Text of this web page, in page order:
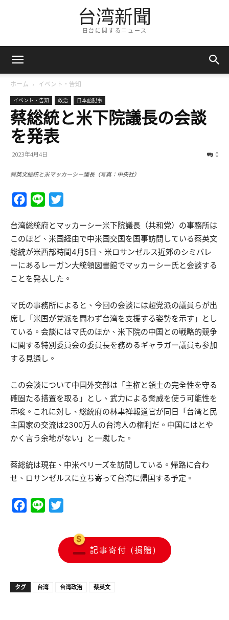
台湾新聞
日台に関するニュース
ホーム イベント・告知
イベント・告知 政治 日本語記事
蔡総統と米下院議長の会談
を発表
2023年4月4日 0
蔡英文総統と米マッカーシー議長（写真：中央社）
Facebook
Line
台湾総統府とマッカーシー米下院議長（共和党）の事務所は
このほど、米国経由で中米国交国を国事訪問している蔡英文
総統が米西部時間4月5日、米ロサンゼルス近郊のシミバレ
ーにあるレーガン大統領図書館でマッカーシー氏と会談する
ことを発表した。
マ氏の事務所によると、今回の会談には超党派の議員らが出
席し「米国が党派を問わず台湾を支援する姿勢を示す」とし
ている。会談にはマ氏のほか、米下院の中国との戦略的競争
に関する特別委員会の委員長を務めるギャラガー議員も参加
する見通し。
この会談について中国外交部は「主権と領土の完全性を守る
確固たる措置を取る」とし、武力による脅威を使う可能性を
示唆。これに対し、総統府の林聿禅報道官が同日「台湾と民
主国家の交流は2300万人の台湾人の権利だ。中国にはとや
かく言う余地がない」と一蹴した。
蔡総統は現在、中米ベリーズを訪問している。帰路に合わ
せ、ロサンゼルスに立ち寄って台湾に帰国する予定。
Facebook
Line
記事寄付 (捐贈)
タグ 台湾 台湾政治 蔡英文